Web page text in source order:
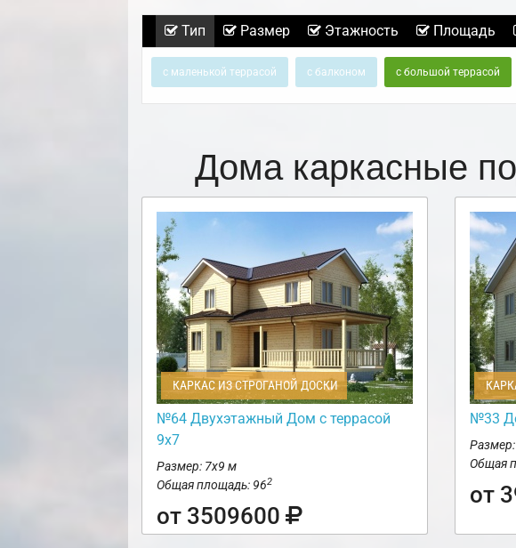
Тип Размер Этажность Площадь
с маленькой террасой с балконом с большой террасой
Дома каркасные
КАРКАС ИЗ СТРОГАНОЙ ДОСКИ
№64 Двухэтажный Дом с террасой
9х7
Размер: 7х9 м
Общая площадь: 962
от 3509600
№33
Общая
от